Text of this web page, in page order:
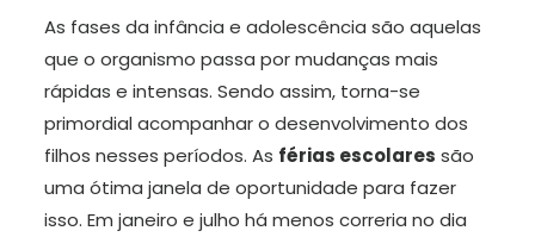
As fases da infância e adolescência são aquelas
que o organismo passa por mudanças mais
rápidas e intensas. Sendo assim, torna-se
primordial acompanhar o desenvolvimento dos
filhos nesses períodos. As férias escolares são
uma ótima janela de oportunidade para fazer
isso. Em janeiro e julho há menos correria no dia